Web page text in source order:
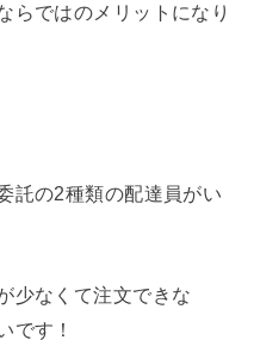
らではのメリットになり
託の2種類の配達員がい
少なくて注文できな
です！